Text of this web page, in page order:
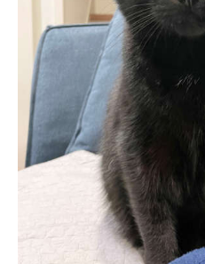
pecodogs
いぬ部をフォロー
アプリを